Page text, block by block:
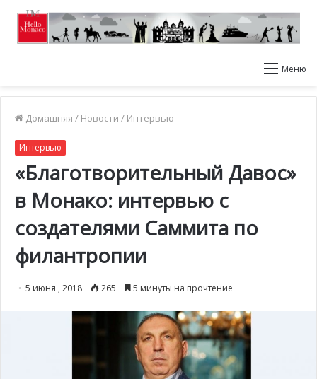
Меню
Домашняя / Новости / Интервью
Интервью
«Благотворительный Давос»
в Монако: интервью с
создателями Саммита по
филантропии
5 июня , 2018 265 5 минуты на прочтение